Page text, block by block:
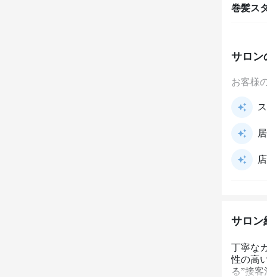
巻髪ス
サロン
お客様
サロン
丁寧な
性の高
る”接